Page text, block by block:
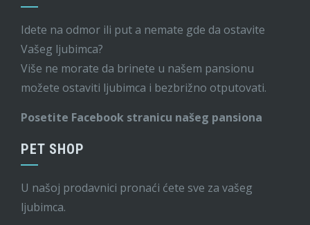
Idete na odmor ili put a nemate gde da ostavite
Vašeg ljubimca?
Više ne morate da brinete u našem pansionu
možete ostaviti ljubimca i bezbrižno otputovati.
Posetite Facebook stranicu našeg pansiona
PET SHOP
U našoj prodavnici pronaći ćete sve za vašeg
ljubimca.